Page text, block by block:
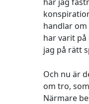
handlar
har varit på
jag på rätt
Och nu är
om tro,
Närmare